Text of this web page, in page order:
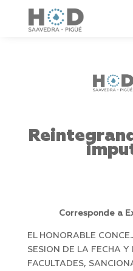
Corresponde a
EL HONORABLE
SESION DE LA FECHA Y
FACULTADES,